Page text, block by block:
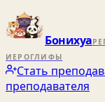
Бонихуа
ИЕРОГЛИФЫ
Стать
преподавателя